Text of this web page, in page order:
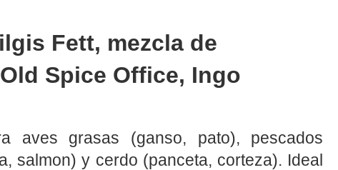
Fett, mezcla de
Spice Office, Ingo
aves grasas (ganso, pato), pescados
salmon) y cerdo (panceta, corteza). Ideal